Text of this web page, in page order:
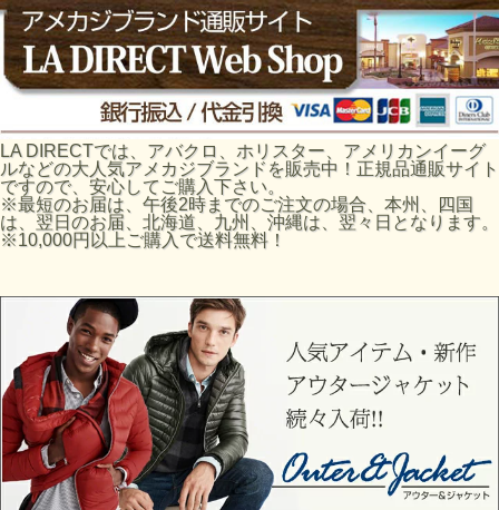
LA DIRECTでは、アバクロ、ホリスター、アメリカンイーグ
ルなどの大人気アメカジブランドを販売中！正規品通販サイト
ですので、安心してご購入下さい。
※最短のお届は、午後2時までのご注文の場合、本州、四国
は、翌日のお届、北海道、九州、沖縄は、翌々日となります。
※10,000円以上ご購入で送料無料！